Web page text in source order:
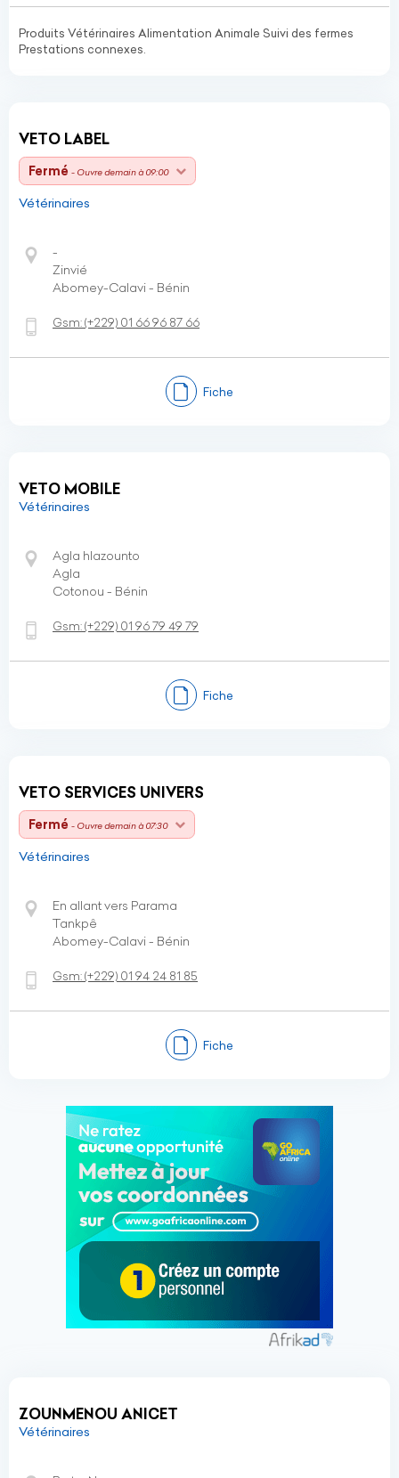
Produits Vétérinaires Alimentation Animale Suivi des fermes
Prestations connexes.
VETO LABEL
Fermé - Ouvre demain à 09:00
Vétérinaires
-
Zinvié
Abomey-Calavi - Bénin
Gsm:(+229) 01 66 96 87 66
Fiche
VETO MOBILE
Vétérinaires
Agla hlazounto
Agla
Cotonou - Bénin
Gsm:(+229) 01 96 79 49 79
Fiche
VETO SERVICES UNIVERS
Fermé - Ouvre demain à 07:30
Vétérinaires
En allant vers Parama
Tankpê
Abomey-Calavi - Bénin
Gsm:(+229) 01 94 24 81 85
Fiche
ZOUNMENOU ANICET
Vétérinaires